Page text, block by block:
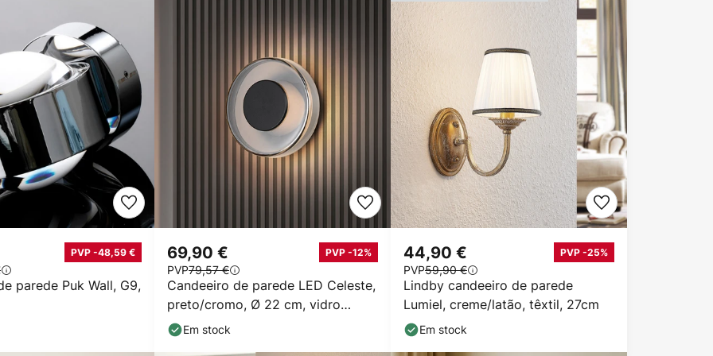
parede Puk Wall, G9,
PVP -48,59 €
Candeeiro de parede LED Celeste,
preto/cromo, Ø 22 cm, vidro
regulável
69,90 € PVP -12%
PVP79,57 €
Em stock
Lindby candeeiro de parede
Lumiel, creme/latão, têxtil, 27cm
44,90 € PVP -25%
PVP59,90 €
Em stock